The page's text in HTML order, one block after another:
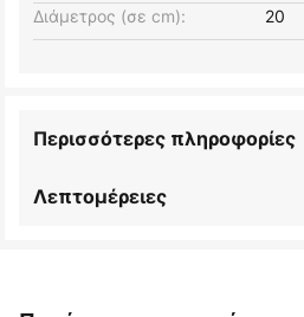
Διάμετρος (σε cm):
20
Λεπτομέρειες
Περισσότερες πληροφορίες